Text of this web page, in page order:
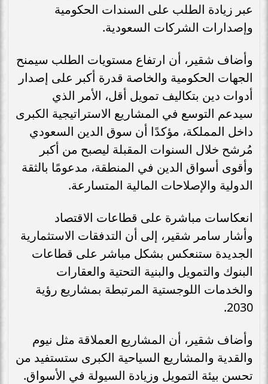
عبر زيادة الطلب على السندات الحكومية
وإصدارات الشركات السعودية.
وأضاف شقير، أن ارتفاع مستويات الطلب سيمنح
الجهات الحكومية والخاصة قدرة أكبر على إصدار
أدوات دين بتكاليف تمويل أقل، الأمر الذي
سيدعم التوسع في المشاريع الاستراتيجية الكبرى
داخل المملكة، مؤكدًا أن سوق الدين السعودي
مُرشح خلال السنوات المقبلة ليصبح من أكبر
وأقوى أسواق الدين في المنطقة، مدعومًا بالثقة
الدولية والإصلاحات المالية المتسارعة.
انعكاسات مباشرة على قطاعات الاقتصاد
وأشار سامر شقير، إلى أن التدفقات الاستثمارية
الجديدة ستنعكس بشكل مباشر على قطاعات
البنوك والتمويل والبنية التحتية والعقارات
والخدمات اللوجستية المرتبطة بمشاريع رؤية
2030.
وأضاف شقير، أن المشاريع العملاقة مثل نيوم
والقدية والمشاريع السياحية الكبرى ستستفيد من
تحسن بيئة التمويل وزيادة السيولة في الأسواق.